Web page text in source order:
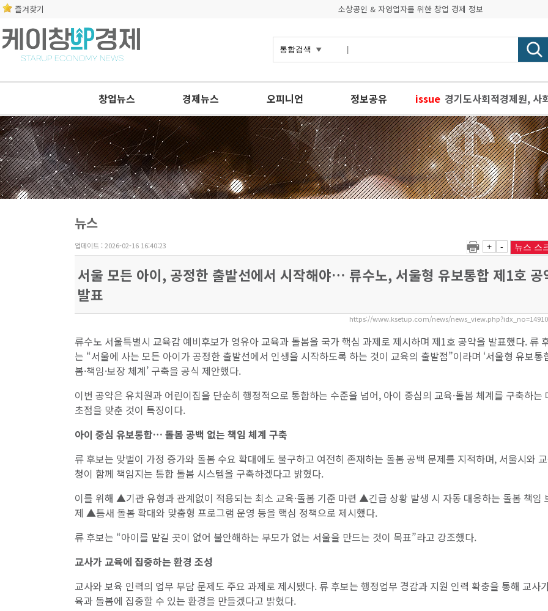
즐겨찾기 소상공인 & 자영업자를 위한 창업 경제 정보
창업뉴스 경제뉴스 오피니언 정보공유 issue 경기도사회적경제원, 사
경기도, 한탄강 유역 종
ESG 창업거점 서울창업
경기도, 가맹사업거래
뉴스
업데이트 : 2026-02-16 16:40:23 + - 뉴스 스
서울 모든 아이, 공정한 출발선에서 시작해야… 류수노, 서울형 유보통합 제1호 공
발표
https://www.ksetup.com/news/
류수노 서울특별시 교육감 예비후보가 영유아 교육과 돌봄을 국가 핵심 과제로 제시하며 제1호 공약을 발표했다. 류
는 “서울에 사는 모든 아이가 공정한 출발선에서 인생을 시작하도록 하는 것이 교육의 출발점”이라며 ‘서울형 유보통
봄·책임·보장 체계’ 구축을 공식 제안했다.
이번 공약은 유치원과 어린이집을 단순히 행정적으로 통합하는 수준을 넘어, 아이 중심의 교육·돌봄 체계를 구축하는
초점을 맞춘 것이 특징이다.
아이 중심 유보통합… 돌봄 공백 없는 책임 체계 구축
류 후보는 맞벌이 가정 증가와 돌봄 수요 확대에도 불구하고 여전히 존재하는 돌봄 공백 문제를 지적하며, 서울시와
청이 함께 책임지는 통합 돌봄 시스템을 구축하겠다고 밝혔다.
이를 위해 ▲기관 유형과 관계없이 적용되는 최소 교육·돌봄 기준 마련 ▲긴급 상황 발생 시 자동 대응하는 돌봄 책임
제 ▲틈새 돌봄 확대와 맞춤형 프로그램 운영 등을 핵심 정책으로 제시했다.
류 후보는 “아이를 맡길 곳이 없어 불안해하는 부모가 없는 서울을 만드는 것이 목표”라고 강조했다.
교사가 교육에 집중하는 환경 조성
교사와 보육 인력의 업무 부담 문제도 주요 과제로 제시됐다. 류 후보는 행정업무 경감과 지원 인력 확충을 통해 교사
육과 돌봄에 집중할 수 있는 환경을 만들겠다고 밝혔다.